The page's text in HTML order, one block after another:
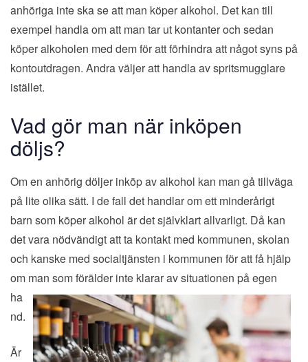
anhöriga inte ska se att man köper alkohol. Det kan till
exempel handla om att man tar ut kontanter och sedan
köper alkoholen med dem för att förhindra att något syns på
kontoutdragen. Andra väljer att handla av spritsmugglare
istället.
Vad gör man när inköpen
döljs?
Om en anhörig döljer inköp av alkohol kan man gå tillväga
på lite olika sätt. I de fall det handlar om ett minderårigt
barn som köper alkohol är det självklart allvarligt. Då kan
det vara nödvändigt att ta kontakt med kommunen, skolan
och kanske med socialtjänsten i kommunen för att få hjälp
om man som förälder inte klarar av situationen på egen
ha
nd.
Är